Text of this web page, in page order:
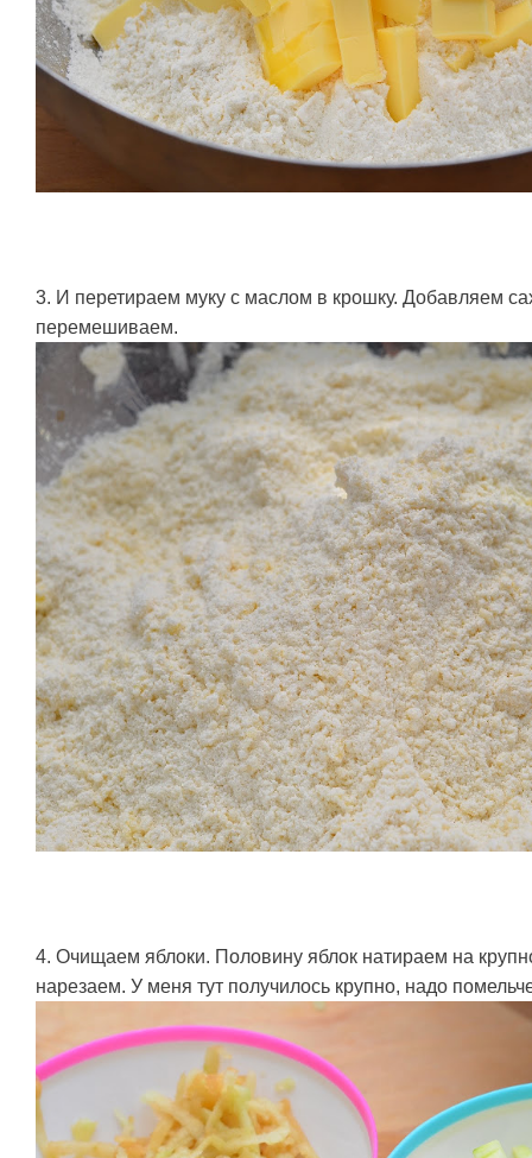
3. И перетираем муку с маслом в крошку. Добавляем
перемешиваем.
4. Очищаем яблоки. Половину яблок натираем на
нарезаем. У меня тут получилось крупно, надо